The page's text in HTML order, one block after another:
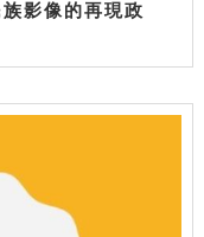
影像的再現政